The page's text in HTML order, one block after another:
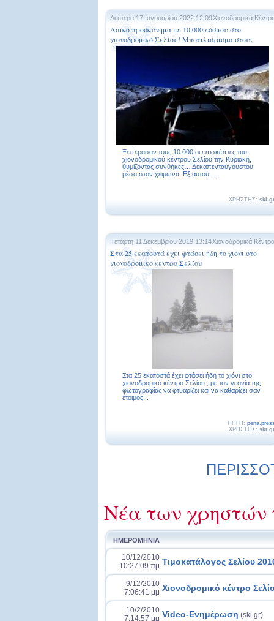
Δευτέρα 17 Ιανουαρίου 2022 12:09Χιονοδρομικά
Λαϊκό προσκύνημα με 10.000 κόσμου στο
χιονοδρομικό Σελίου! Μποτιλιάρισμα στους
δρόμους
Ξεπέρασαν τους 10.000 οι επισκέπτες του
χιονοδρομικού κέντρου Σελίου την Κυριακή,
θυμίζοντας συνθήκες… Δεκαπενταύγουστου
μέσα στον χειμώνα. Εξ αυτού ...
ΧΡΗΣΤΗΣ:
Τετάρτη 11 Δεκεμβρίου 2019 13:14Χιονοδρομικά Κέντρα
Στα 25 εκατοστά έχει φτάσει ήδη το χιόνι στο
χιονοδρομικό κέντρο Σελίου
Στα 25 εκατοστά έχει φτάσει ήδη το χιόνι στο
χιονοδρομικό κέντρο Σελίου , με τον νεανία της
φωτογραφίας να φτυαρίζει και να καθαρίζει σαν
έτοιμος...
ΠΗΓΗ:
ΧΡΗΣΤΗΣ:
Νέα των χρηστών
ΗΜΕΡΟΜΗΝΙΑ
10/12/2010
10:27:09 πμ Τιμοκατάλογος Σελίου
9/12/2010
7:06:41 μμ Χιονοδρομικό κέντρο
10/2/2010
7:14:57 μμ Video-Ενημέρωση (ski.gr)